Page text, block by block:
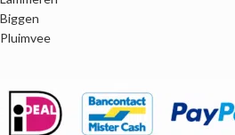
Biggen
Pluimvee